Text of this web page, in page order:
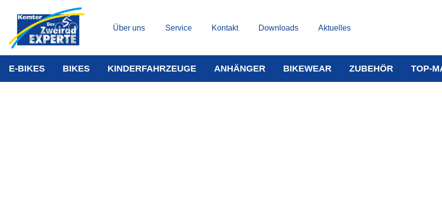
Über uns Service Kontakt Downloads Aktuelles
E-BIKES BIKES KINDERFAHRZEUGE ANHÄNGER BIKEWEAR ZUBEHÖR TOP-